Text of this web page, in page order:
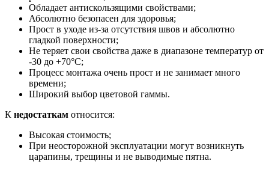
Обладает антискользящими свойствами;
Абсолютно безопасен для здоровья;
Прост в уходе из-за отсутствия швов и абсолютно
гладкой поверхности;
Не теряет свои свойства даже в диапазоне температур от
-30 до +70°С;
Процесс монтажа очень прост и не занимает много
времени;
Широкий выбор цветовой гаммы.
К недостаткам относится:
Высокая стоимость;
При неосторожной эксплуатации могут возникнуть
царапины, трещины и не выводимые пятна.